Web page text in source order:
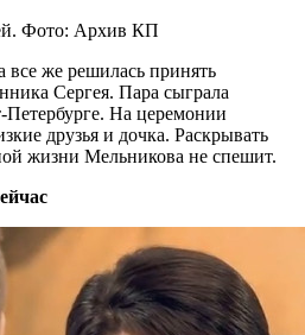
Фото: Архив КП
все же решилась принять
Сергея. Пара сыграла
На церемонии
друзья и дочка. Раскрывать
жизни Мельникова не спешит.